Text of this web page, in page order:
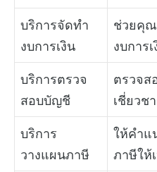
บริการจัดทำ
งบการเงิน
ช่วยคุณ
งบการ
บริการตรวจ
สอบบัญชี
ตรวจส
เชี่ยวช
บริการ
วางแผนภาษี
ให้คำแ
ภาษีให้